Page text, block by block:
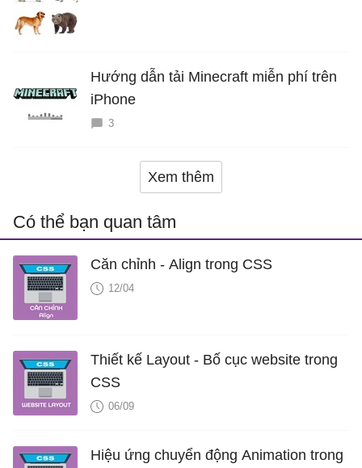
Hướng dẫn tải Minecraft miễn phí trên
iPhone
3
Xem thêm
Có thể bạn quan tâm
Căn chỉnh - Align trong CSS
12/04
Thiết kế Layout - Bố cục website trong
CSS
06/09
Hiệu ứng chuyển động Animation trong